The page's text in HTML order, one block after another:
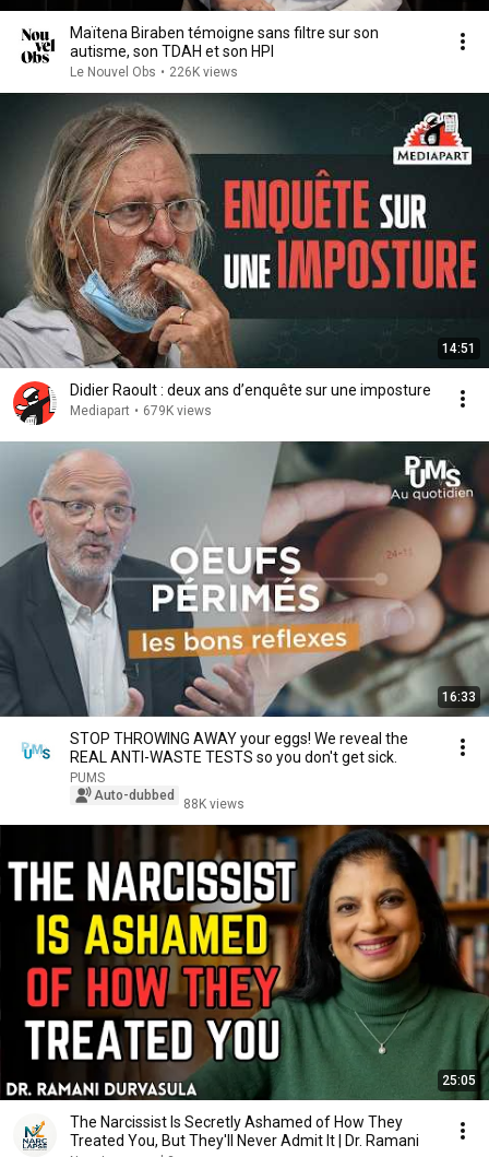
Maïtena Biraben témoigne sans filtre sur son
autisme, son TDAH et son HPI
Le Nouvel Obs • 226K views
14:51
Didier Raoult : deux ans d’enquête sur une imposture
Mediapart • 679K views
16:33
STOP THROWING AWAY your eggs! We reveal the
REAL ANTI-WASTE TESTS so you don't get sick.
PUMS
Auto-dubbed
88K views
25:05
The Narcissist Is Secretly Ashamed of How They
Treated You, But They'll Never Admit It | Dr. Ramani